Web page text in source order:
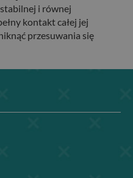
i równej
kontakt całej jej
przesuwania się